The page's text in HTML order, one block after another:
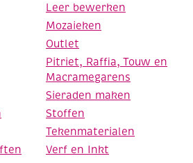
Leer bewerken
Mozaieken
Outlet
Pitriet, Raffia, Touw en
Macramegarens
Sieraden maken
Stoffen
Tekenmaterialen
Verf en Inkt